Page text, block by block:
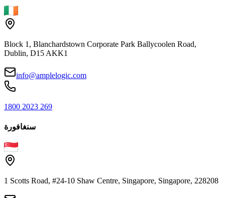
Block 1, Blanchardstown Corporate Park Ballycoolen Road,
Dublin, D15 AKK1
info@amplelogic.com
1800 2023 269
سنغافورة
1 Scotts Road, #24-10 Shaw Centre, Singapore, Singapore, 228208